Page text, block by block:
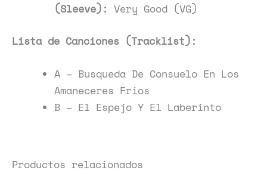
(Sleeve): Very Good (VG)
Lista de Canciones (Tracklist):
A – Busqueda De Consuelo En Los
Amaneceres Frios
B – El Espejo Y El Laberinto
Productos relacionados